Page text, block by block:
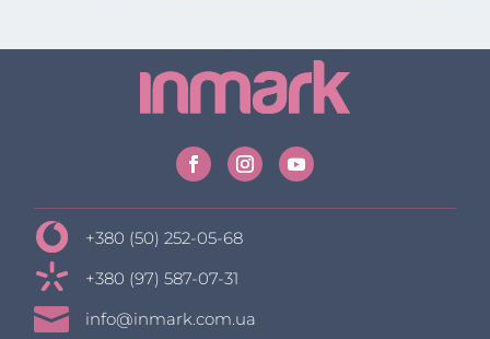
+380 (50) 252-05-68
+380 (97) 587-07-31
 info@inmark.com.ua